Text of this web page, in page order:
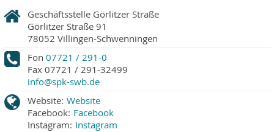
Geschäftsstelle Görlitzer Straße
Görlitzer Straße 91
78052 Villingen-Schwenningen
Fon 07721 / 291-0
Fax 07721 / 291-32499
info@spk-swb.de
Website: Website
Facebook: Facebook
Instagram: Instagram